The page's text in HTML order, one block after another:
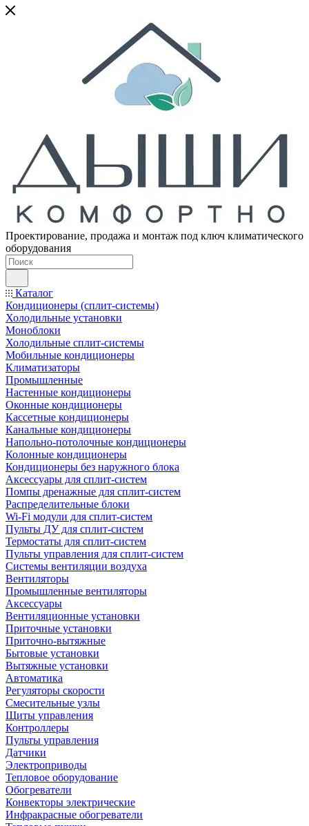
Проектирование, продажа и монтаж под ключ климатического
оборудования
Каталог
Кондиционеры (сплит-системы)
Холодильные установки
Моноблоки
Холодильные сплит-системы
Мобильные кондиционеры
Климатизаторы
Промышленные
Настенные кондиционеры
Оконные кондиционеры
Кассетные кондиционеры
Канальные кондиционеры
Напольно-потолочные кондиционеры
Колонные кондиционеры
Кондиционеры без наружного блока
Аксессуары для сплит-систем
Помпы дренажные для сплит-систем
Распределительные блоки
Wi-Fi модули для сплит-систем
Пульты ДУ для сплит-систем
Термостаты для сплит-систем
Пульты управления для сплит-систем
Системы вентиляции воздуха
Вентиляторы
Промышленные вентиляторы
Аксессуары
Вентиляционные установки
Приточные установки
Приточно-вытяжные
Бытовые установки
Вытяжные установки
Автоматика
Регуляторы скорости
Смесительные узлы
Щиты управления
Контроллеры
Пульты управления
Датчики
Электроприводы
Тепловое оборудование
Обогреватели
Конвекторы электрические
Инфракрасные обогреватели